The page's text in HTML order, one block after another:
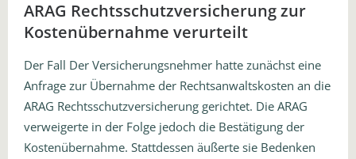
ARAG Rechtsschutzversicherung zur
Kostenübernahme verurteilt
Der Fall Der Versicherungsnehmer hatte zunächst eine
Anfrage zur Übernahme der Rechtsanwaltskosten an die
ARAG Rechtsschutzversicherung gerichtet. Die ARAG
verweigerte in der Folge jedoch die Bestätigung der
Kostenübernahme. Stattdessen äußerte sie Bedenken